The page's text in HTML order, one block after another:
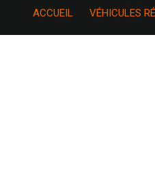
ACCUEIL VÉHICULES